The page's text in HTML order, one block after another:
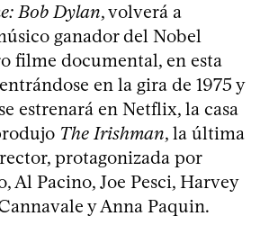
Bob Dylan, volverá a
ganador del Nobel
filme documental, en esta
en la gira de 1975 y
estrenará en Netflix, la casa
The Irishman, la última
protagonizada por
Al Pacino, Joe Pesci, Harvey
y Anna Paquin.